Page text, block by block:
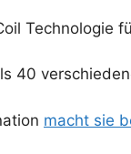
Technologie
40
macht sie